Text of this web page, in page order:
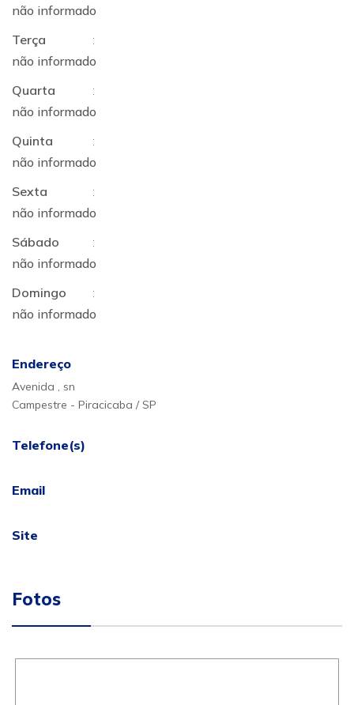
não informado
Terça
:
não informado
Quarta
:
não informado
Quinta
:
não informado
Sexta
:
não informado
Sábado
:
não informado
Domingo
:
não informado
Endereço
Avenida , sn
Campestre - Piracicaba / SP
Telefone(s)
Email
Site
Fotos